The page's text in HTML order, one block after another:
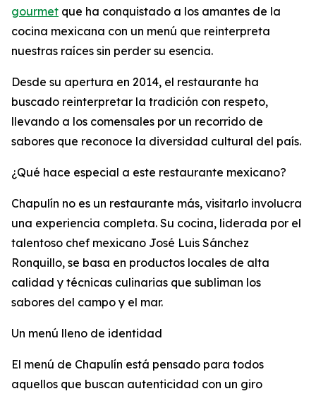
gourmet que ha conquistado a los amantes de la
cocina mexicana con un menú que reinterpreta
nuestras raíces sin perder su esencia.
Desde su apertura en 2014, el restaurante ha
buscado reinterpretar la tradición con respeto,
llevando a los comensales por un recorrido de
sabores que reconoce la diversidad cultural del país.
¿Qué hace especial a este restaurante mexicano?
Chapulín no es un restaurante más, visitarlo involucra
una experiencia completa. Su cocina, liderada por el
talentoso chef mexicano José Luis Sánchez
Ronquillo, se basa en productos locales de alta
calidad y técnicas culinarias que subliman los
sabores del campo y el mar.
Un menú lleno de identidad
El menú de Chapulín está pensado para todos
aquellos que buscan autenticidad con un giro